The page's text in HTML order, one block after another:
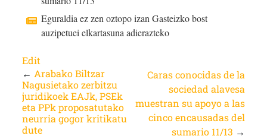
Eguraldia ez zen oztopo izan Gasteizko bost
auzipetuei elkartasuna adierazteko
Edit
← Arabako Biltzar
Nagusietako zerbitzu
juridikoek EAJk, PSEk
eta PPk proposatutako
neurria gogor kritikatu
dute
Caras conocidas de la
sociedad alavesa
muestran su apoyo a las
cinco encausadas del
sumario 11/13 →